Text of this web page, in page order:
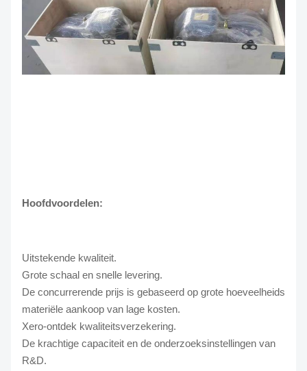
Hoofdvoordelen:
Uitstekende kwaliteit.
Grote schaal en snelle levering.
De concurrerende prijs is gebaseerd op grote hoeveelheids
materiële aankoop van lage kosten.
Xero-ontdek kwaliteitsverzekering.
De krachtige capaciteit en de onderzoeksinstellingen van
R&D.